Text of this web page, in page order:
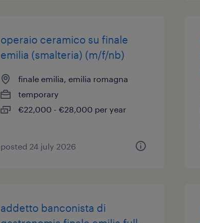
operaio ceramico su finale
emilia (smalteria) (m/f/nb)
finale emilia, emilia romagna
temporary
€22,000 - €28,000 per year
posted 24 july 2026
addetto banconista di